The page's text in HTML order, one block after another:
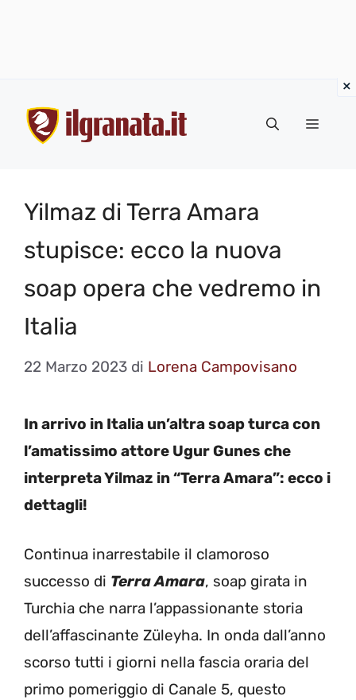
contenuto
Menu
Yilmaz di Terra Amara
stupisce: ecco la nuova
soap opera che vedremo in
Italia
22 Marzo 2023 di Lorena Campovisano
In arrivo in Italia un’altra soap turca con
l’amatissimo attore Ugur Gunes che
interpreta Yilmaz in “Terra Amara”: ecco i
dettagli!
Continua inarrestabile il clamoroso
successo di Terra Amara, soap girata in
Turchia che narra l’appassionante storia
dell’affascinante Züleyha. In onda dall’anno
scorso tutti i giorni nella fascia oraria del
primo pomeriggio di Canale 5, questo